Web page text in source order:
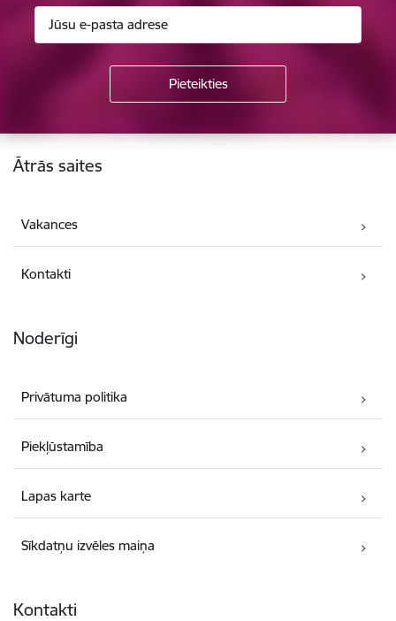
Kājene
Ātrās saites
Vakances
Kontakti
Noderīgi
Privātuma politika
Piekļūstamība
Lapas karte
Sīkdatņu izvēles maiņa
Kontakti